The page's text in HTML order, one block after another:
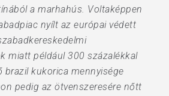
a marhahús. Voltaképpen
nyílt az európai védett
miatt például 300 százalékkal
brazil kukorica mennyisége
pedig az ötvenszeresére nőtt